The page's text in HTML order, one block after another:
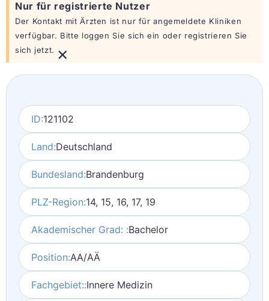
Nur für registrierte Nutzer
Der Kontakt mit Ärzten ist nur für angemeldete Kliniken
verfügbar. Bitte loggen Sie sich ein oder registrieren Sie
sich jetzt. ×
ID:121102
Land:Deutschland
Bundesland:Brandenburg
PLZ-Region:14, 15, 16, 17, 19
Akademischer Grad: :Bachelor
Position:AA/AÄ
Fachgebiet::Innere Medizin